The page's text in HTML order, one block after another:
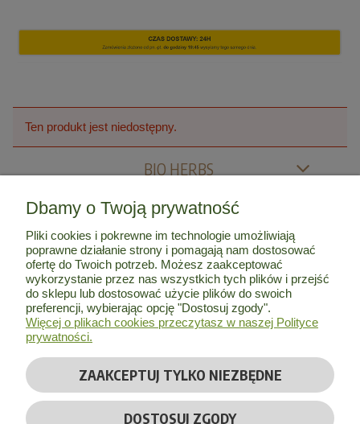
Ten produkt jest niedostępny.
BIO HERBS
MOJE KONTO
INFORMACJE
O NAS
© Copyright 2026 byBio Herbs| Wszelkie prawa zastrzeżone
Dbamy o Twoją prywatność
Pliki cookies i pokrewne im technologie umożliwiają
poprawne działanie strony i pomagają nam dostosować
ofertę do Twoich potrzeb. Możesz zaakceptować
wykorzystanie przez nas wszystkich tych plików i przejść
do sklepu lub dostosować użycie plików do swoich
preferencji, wybierając opcję "Dostosuj zgody".
Więcej o plikach cookies przeczytasz w naszej Polityce
prywatności.
ZAAKCEPTUJ TYLKO NIEZBĘDNE
DOSTOSUJ ZGODY